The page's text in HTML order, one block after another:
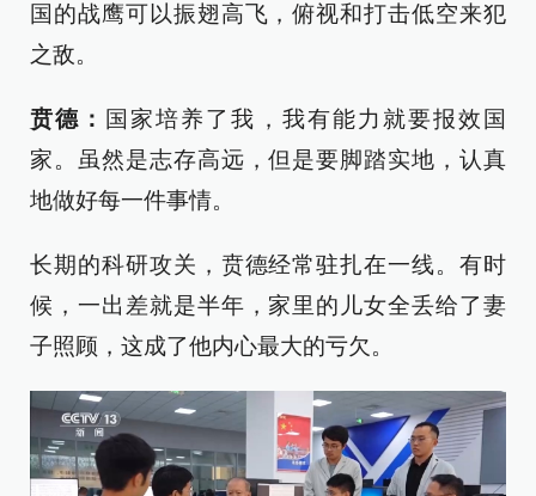
国的战鹰可以振翅高飞，俯视和打击低空来犯
之敌。
贲德 ： 国家培养了我，我有能力就要报效国
家。虽然是志存高远，但是要脚踏实地，认真
地做好每一件事情。
长期的科研攻关，贲德经常驻扎在一线。有时
候，一出差就是半年，家里的儿女全丢给了妻
子照顾，这成了他内心最大的亏欠。